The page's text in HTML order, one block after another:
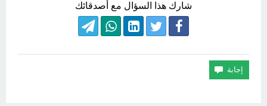
شارك هذا السؤال مع أصدقائك